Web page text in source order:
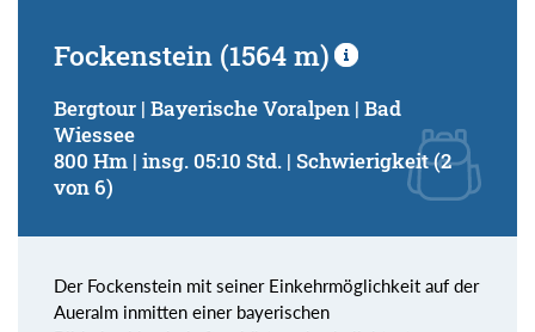
Fockenstein (1564 m)
Bergtour | Bayerische Voralpen | Bad
Wiessee
800 Hm | insg. 05:10 Std. | Schwierigkeit (2
von 6)
Der Fockenstein mit seiner Einkehrmöglichkeit auf der
Aueralm inmitten einer bayerischen